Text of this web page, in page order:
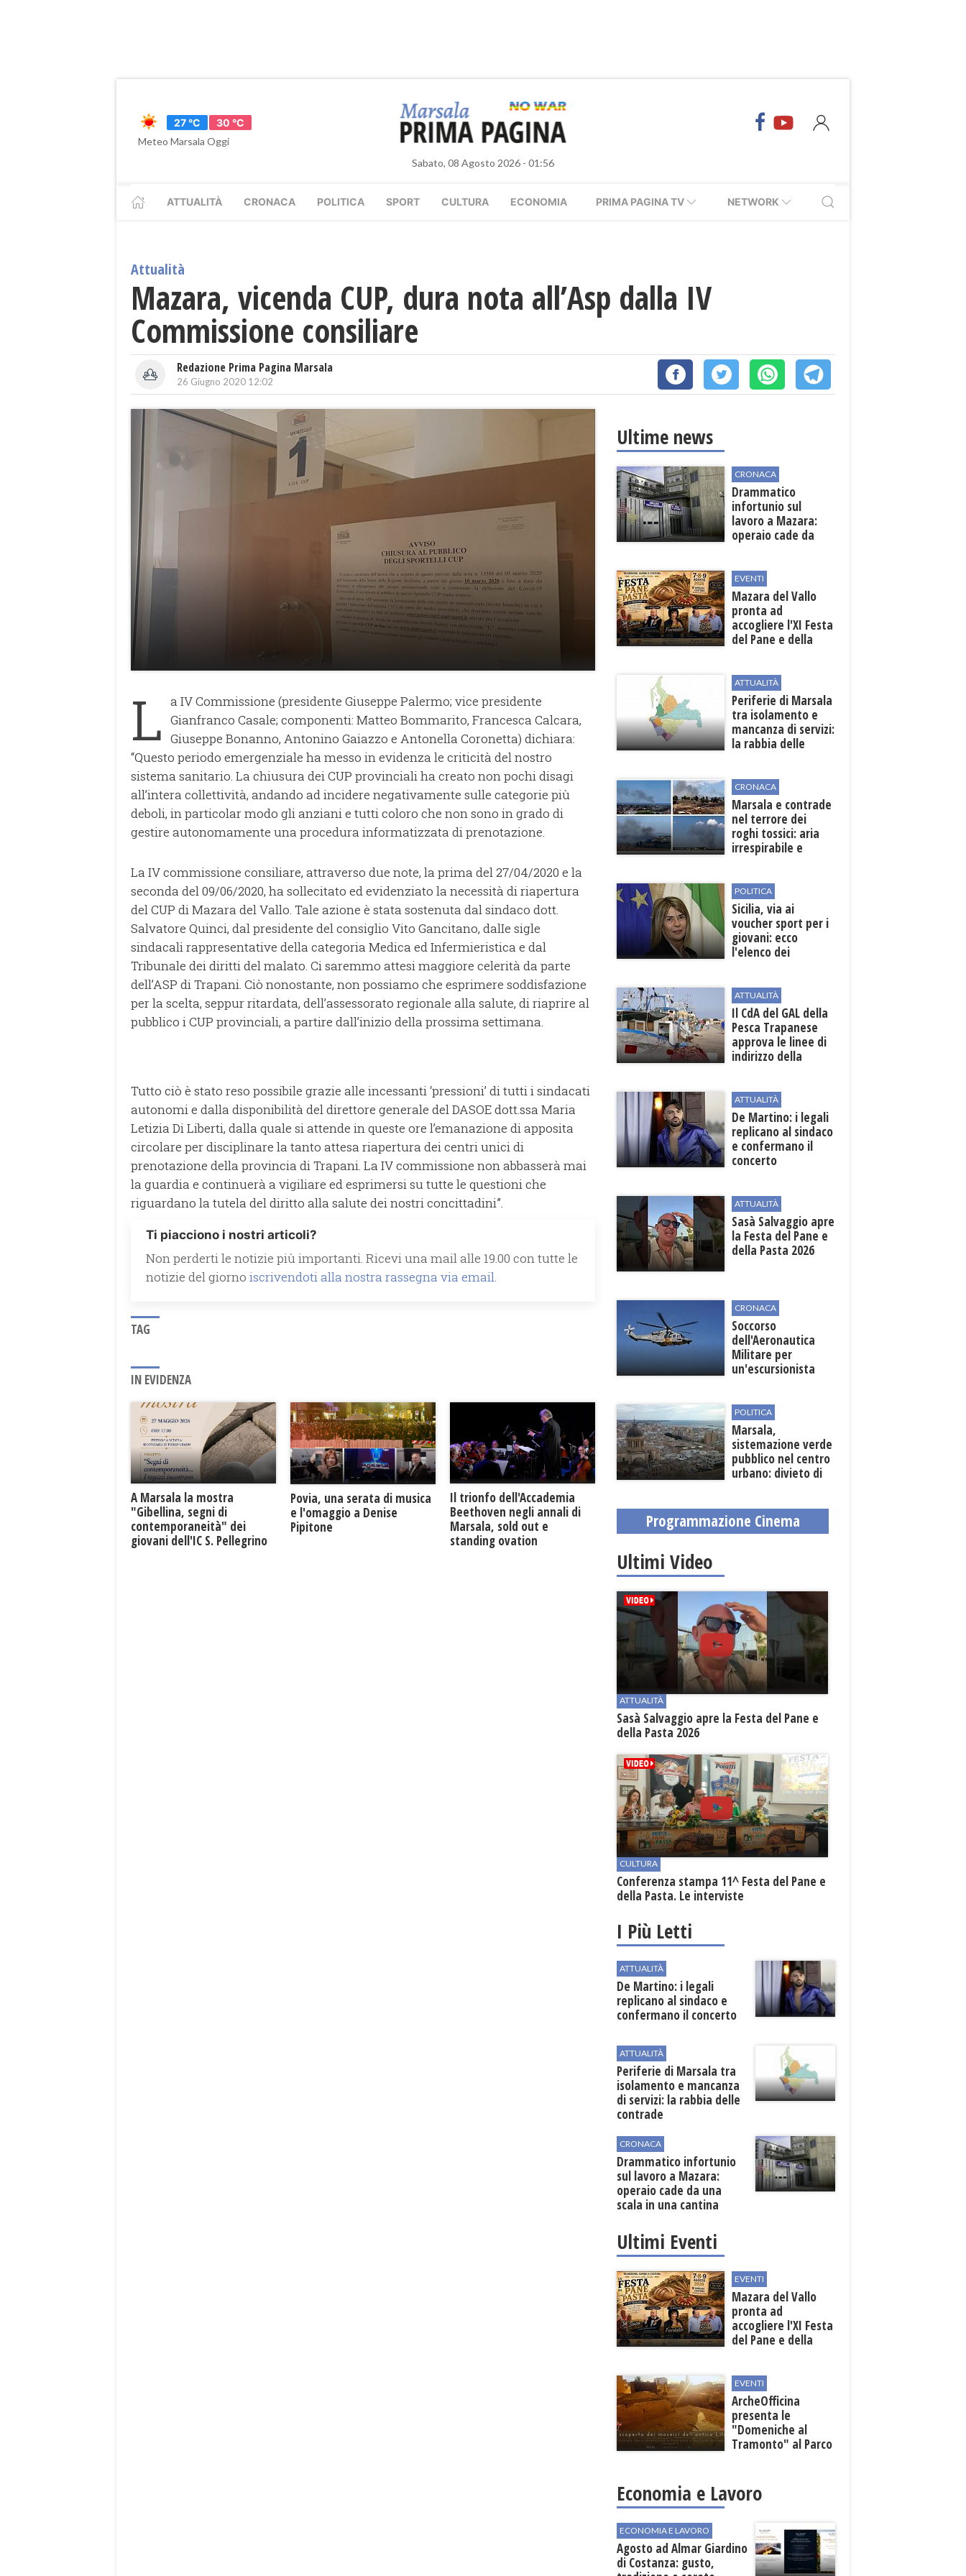
27 °C
30 °C
Meteo Marsala Oggi
Sabato, 08 Agosto 2026 - 01:56
ATTUALITÀ CRONACA POLITICA SPORT CULTURA ECONOMIA PRIMA PAGINA TV NETWORK
Attualità
Mazara, vicenda CUP, dura nota all’Asp dalla IV
Commissione consiliare
Redazione Prima Pagina Marsala
26 Giugno 2020 12:02
L a IV Commissione (presidente Giuseppe Palermo; vice presidente
Gianfranco Casale; componenti: Matteo Bommarito, Francesca Calcara,
Giuseppe Bonanno, Antonino Gaiazzo e Antonella Coronetta) dichiara:
“Questo periodo emergenziale ha messo in evidenza le criticità del nostro
sistema sanitario. La chiusura dei CUP provinciali ha creato non pochi disagi
all’intera collettività, andando ad incidere negativamente sulle categorie più
deboli, in particolar modo gli anziani e tutti coloro che non sono in grado di
gestire autonomamente una procedura informatizzata di prenotazione.
La IV commissione consiliare, attraverso due note, la prima del 27/04/2020 e la
seconda del 09/06/2020, ha sollecitato ed evidenziato la necessità di riapertura
del CUP di Mazara del Vallo. Tale azione è stata sostenuta dal sindaco dott.
Salvatore Quinci, dal presidente del consiglio Vito Gancitano, dalIe sigle
sindacali rappresentative della categoria Medica ed Infermieristica e dal
Tribunale dei diritti del malato. Ci saremmo attesi maggiore celerità da parte
dell’ASP di Trapani. Ciò nonostante, non possiamo che esprimere soddisfazione
per la scelta, seppur ritardata, dell’assessorato regionale alla salute, di riaprire al
pubblico i CUP provinciali, a partire dall’inizio della prossima settimana.
Tutto ciò è stato reso possibile grazie alle incessanti ‘pressioni’ di tutti i sindacati
autonomi e dalla disponibilità del direttore generale del DASOE dott.ssa Maria
Letizia Di Liberti, dalla quale si attende in queste ore l’emanazione di apposita
circolare per disciplinare la tanto attesa riapertura dei centri unici di
prenotazione della provincia di Trapani. La IV commissione non abbasserà mai
la guardia e continuerà a vigiliare ed esprimersi su tutte le questioni che
riguardano la tutela del diritto alla salute dei nostri concittadini”.
Ti piacciono i nostri articoli?
Non perderti le notizie più importanti. Ricevi una mail alle 19.00 con tutte le
notizie del giorno iscrivendoti alla nostra rassegna via email.
TAG
IN EVIDENZA
A Marsala la mostra
"Gibellina, segni di
contemporaneità" dei
giovani dell'IC S. Pellegrino
Povia, una serata di musica
e l'omaggio a Denise
Pipitone
Il trionfo dell'Accademia
Beethoven negli annali di
Marsala, sold out e
standing ovation
Ultime news
CRONACA
Drammatico
infortunio sul
lavoro a Mazara:
operaio cade da
EVENTI
Mazara del Vallo
pronta ad
accogliere l'XI Festa
del Pane e della
ATTUALITÀ
Periferie di Marsala
tra isolamento e
mancanza di servizi:
la rabbia delle
CRONACA
Marsala e contrade
nel terrore dei
roghi tossici: aria
irrespirabile e
POLITICA
Sicilia, via ai
voucher sport per i
giovani: ecco
l'elenco dei
ATTUALITÀ
Il CdA del GAL della
Pesca Trapanese
approva le linee di
indirizzo della
sviluppo
ATTUALITÀ
De Martino: i legali
replicano al sindaco
e confermano il
concerto
ATTUALITÀ
Sasà Salvaggio apre
la Festa del Pane e
della Pasta 2026
CRONACA
Soccorso
dell'Aeronautica
Militare per
un'escursionista
POLITICA
Marsala,
sistemazione verde
pubblico nel centro
urbano: divieto di
Programmazione Cinema
Ultimi Video
ATTUALITÀ
Sasà Salvaggio apre la Festa del Pane e
della Pasta 2026
CULTURA
Conferenza stampa 11^ Festa del Pane e
della Pasta. Le interviste
I Più Letti
ATTUALITÀ
De Martino: i legali
replicano al sindaco e
confermano il concerto
ATTUALITÀ
Periferie di Marsala tra
isolamento e mancanza
di servizi: la rabbia delle
contrade
CRONACA
Drammatico infortunio
sul lavoro a Mazara:
operaio cade da una
scala in una cantina
Ultimi Eventi
EVENTI
Mazara del Vallo
pronta ad
accogliere l'XI Festa
del Pane e della
EVENTI
ArcheOfficina
presenta le
"Domeniche al
Tramonto" al Parco
Economia e Lavoro
ECONOMIA E LAVORO
Agosto ad Almar Giardino
di Costanza: gusto,